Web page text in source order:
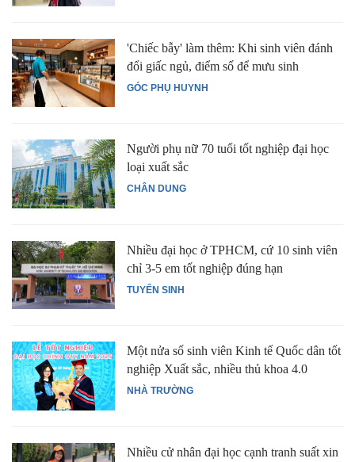
GÓC PHỤ HUYNH
'Chiếc bẫy' làm thêm: Khi sinh viên đánh
đổi giấc ngủ, điểm số để mưu sinh
CHÂN DUNG
Người phụ nữ 70 tuổi tốt nghiệp đại học
loại xuất sắc
TUYỂN SINH
Nhiều đại học ở TPHCM, cứ 10 sinh viên
chỉ 3-5 em tốt nghiệp đúng hạn
NHÀ TRƯỜNG
Một nửa số sinh viên Kinh tế Quốc dân tốt
nghiệp Xuất sắc, nhiều thủ khoa 4.0
Nhiều cử nhân đại học cạnh tranh suất xin